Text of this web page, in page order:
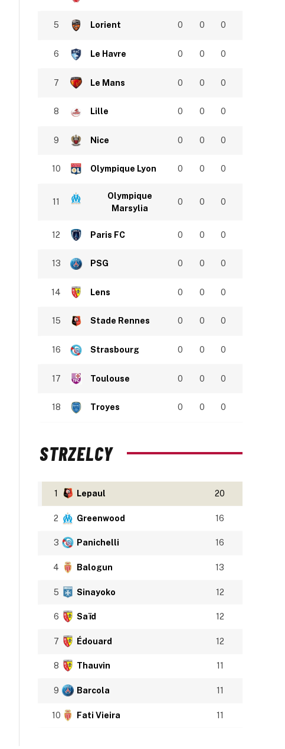
5 Lorient 0 0 0
6 Le Havre 0 0 0
7 Le Mans 0 0 0
8 Lille 0 0 0
9 Nice 0 0 0
10 Olympique Lyon 0 0 0
11
Olympique
Marsylia
0 0 0
12 Paris FC 0 0 0
13 PSG 0 0 0
14 Lens 0 0 0
15 Stade Rennes 0 0 0
16 Strasbourg 0 0 0
17 Toulouse 0 0 0
18 Troyes 0 0 0
STRZELCY
1 Lepaul 20
2 Greenwood 16
3 Panichelli 16
4 Balogun 13
5 Sinayoko 12
6 Saïd 12
7 Édouard 12
8 Thauvin 11
9 Barcola 11
10 Fati Vieira 11